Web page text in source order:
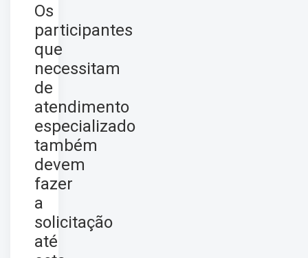
Os
participantes
que
necessitam
de
atendimento
especializado
também
devem
fazer
a
solicitação
até